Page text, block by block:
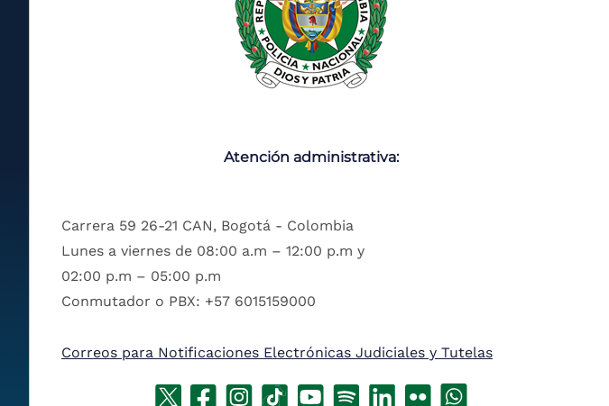
Atención administrativa:
Carrera 59 26-21 CAN, Bogotá - Colombia
Lunes a viernes de 08:00 a.m – 12:00 p.m y
02:00 p.m – 05:00 p.m
Conmutador o PBX: +57 6015159000
Correos para Notificaciones Electrónicas Judiciales y Tutelas